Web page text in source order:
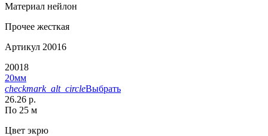
Материал нейлон
Прочее жесткая
Артикул 20016
20018
20мм
checkmark_alt_circleВыбрать
26.26 р.
По 25 м
Цвет экрю